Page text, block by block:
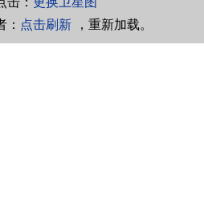
： 点击刷新 ，重新加载。